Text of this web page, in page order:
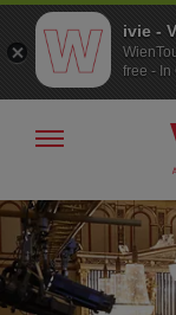
Către
navigare
Către
texte
Arată/ascunde
ivie -
free - In